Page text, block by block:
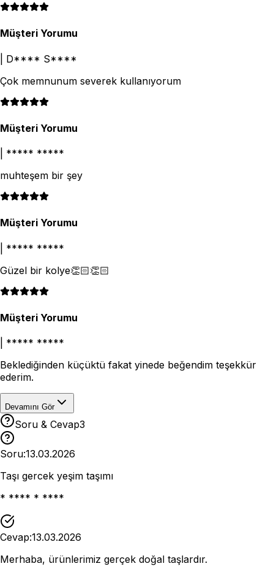
Müşteri Yorumu
D**** S****
Çok memnunum severek kullanıyorum
Müşteri Yorumu
***** *****
muhteşem bir şey
Müşteri Yorumu
***** *****
Güzel bir kolye👏🏻👏🏻
Müşteri Yorumu
***** *****
Beklediğinden küçüktü fakat yinede beğendim teşekkür
ederim.
Devamını Gör
Soru & Cevap3
Soru:13.03.2026
Taşı gercek yeşim taşımı
* **** * ****
Cevap:13.03.2026
Merhaba, ürünlerimiz gerçek doğal taşlardır.